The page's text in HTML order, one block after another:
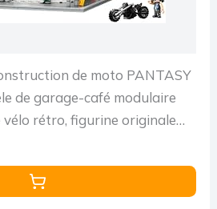
de moto PANTASY
de garage-café modulaire
vélo rétro, figurine originale
construction de collection